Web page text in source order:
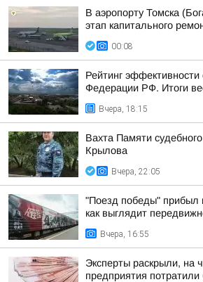
В аэропорту Томска
этап капитального
00:08
Рейтинг
Федерации РФ. Итоги
Вчера, 18:15
Вахта Памяти
Крылова
Вчера, 22:05
"Поезд победы" прибыл
как выглядит
Вчера, 16:55
Эксперты раскрыли, на
предприятия